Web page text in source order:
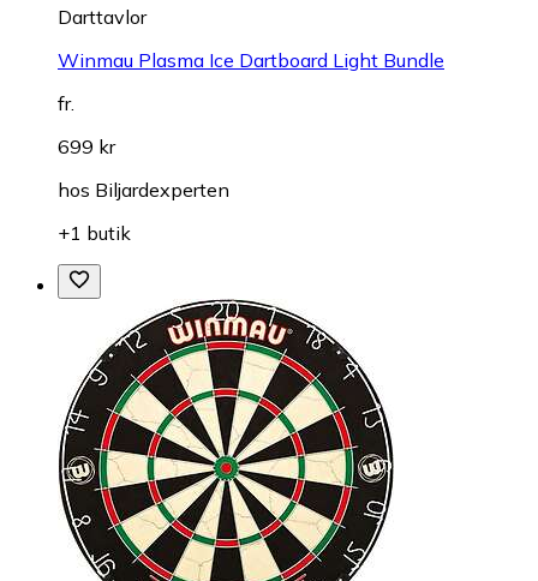
Darttavlor
Winmau Plasma Ice Dartboard Light Bundle
fr.
699 kr
hos Biljardexperten
+1 butik